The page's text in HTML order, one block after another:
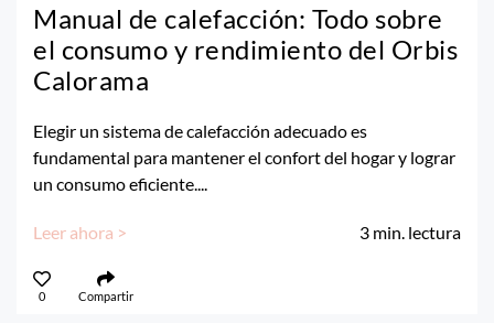
Manual de calefacción: Todo sobre
el consumo y rendimiento del Orbis
Calorama
Elegir un sistema de calefacción adecuado es
fundamental para mantener el confort del hogar y lograr
un consumo eficiente....
Leer ahora > 3 min. lectura
0 Compartir